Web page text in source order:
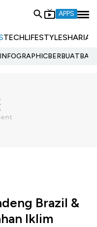
APPS
TECHLIFESTYLESHARIA
INFOGRAPHIC
Brazil &
Iklim